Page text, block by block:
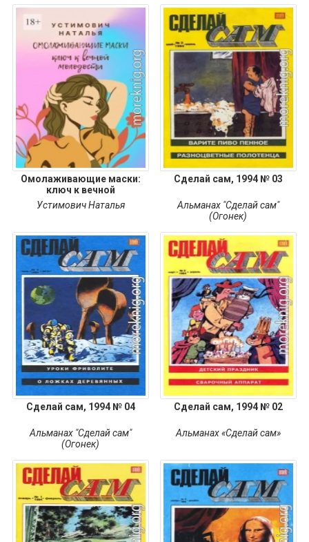
Омолаживающие маски:
ключ к вечной
Устимович Наталья
Сделай сам, 1994 № 03
Альманах "Сделай сам"
(Огонек)
Сделай сам, 1994 № 04
Альманах "Сделай сам"
(Огонек)
Сделай сам, 1994 № 02
Альманах «Сделай сам»